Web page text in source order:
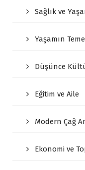
Sağlık ve
Yaşamın
Düşünce
Eğitim ve Aile
Modern Çağ
Ekonomi ve